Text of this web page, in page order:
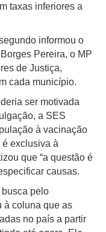
taxas inferiores a
informou o
Pereira, o MP
de Justiça,
cada município.
ser motivada
a SES
à vacinação
exclusiva à
que “a questão é
causas.
pelo
à coluna que as
no país a partir